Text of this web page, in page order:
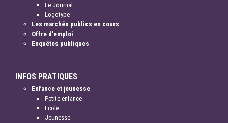
Le Journal
Logotype
Les marchés publics en cours
Offre d'emploi
Enquêtes publiques
INFOS PRATIQUES
Enfance et jeunesse
Petite enfance
Ecole
Jeunesse